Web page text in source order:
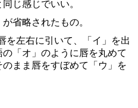
じ感じでいい。
が省略されたもの。
を左右に引いて、「イ」を出
「オ」のように唇を丸めて
のまま唇をすぼめて「ウ」を